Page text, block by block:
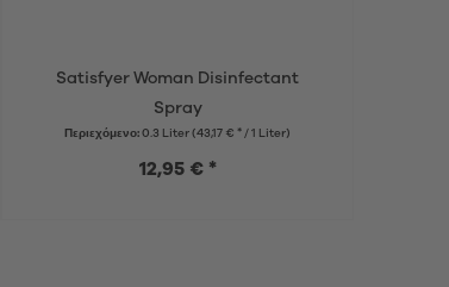
Satisfyer Woman Disinfectant
Spray
Περιεχόμενο: 0.3 Liter (43,17 € * / 1 Liter)
12,95 € *